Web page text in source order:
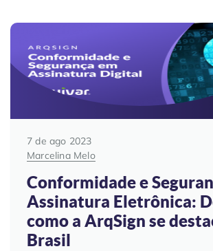
7 de ago 2023
Marcelina Melo
Conformidade e
Assinatura Eletrônica:
como a ArqSign se
Brasil